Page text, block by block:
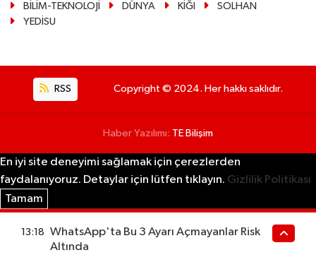
BİLİM-TEKNOLOJİ
DÜNYA KİĞI
SOLHAN
YEDİSU
RSS Copyright © 2024. Her hakkı saklıdır.
Haber Yazılımı: TE Bilişim
En iyi site deneyimi sağlamak için çerezlerden
faydalanıyoruz. Detaylar için lütfen tıklayın. Gizlilik Politikası
Tamam
13:18
WhatsApp'ta Bu 3 Ayarı Açmayanlar Risk
Altında